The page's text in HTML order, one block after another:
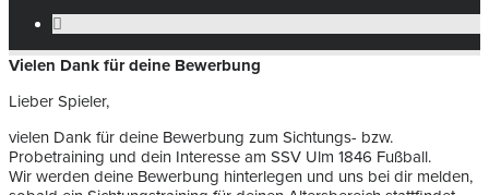
Vielen Dank für deine Bewerbung
Lieber Spieler,
vielen Dank für deine Bewerbung zum Sichtungs- bzw.
Probetraining und dein Interesse am SSV Ulm 1846 Fußball.
Wir werden deine Bewerbung hinterlegen und uns bei dir melden,